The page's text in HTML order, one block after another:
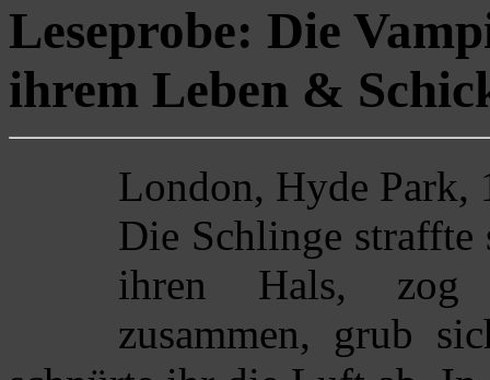
Leseprobe: Die
ihrem Leben &
London, Hyde Park,
Die Schlinge
ihren Hals, zog
zusammen, grub